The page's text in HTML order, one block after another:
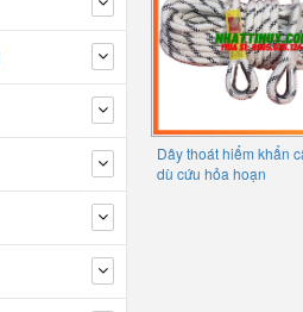
Dây thoát hiểm khẩn
dù cứu hỏa hoạn